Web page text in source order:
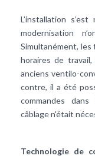
L’installation
modernisation
Simultanément,
horaires de
anciens ventilo-
contre, il a été
commandes
câblage n'était
Technologie de